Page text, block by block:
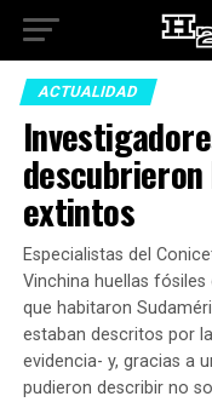
ACTUALIDAD
extintos
Especialistas del
Vinchina huellas
que habitaron
estaban descritos por
evidencia- y, gracias a
pudieron describir no